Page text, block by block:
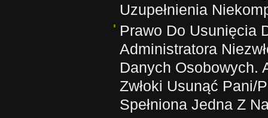
Uzupełnienia
Prawo Do Usunięcia
Administratora
Danych Osobowych.
Zwłoki Usunąć Pani/
Spełniona Jedna Z